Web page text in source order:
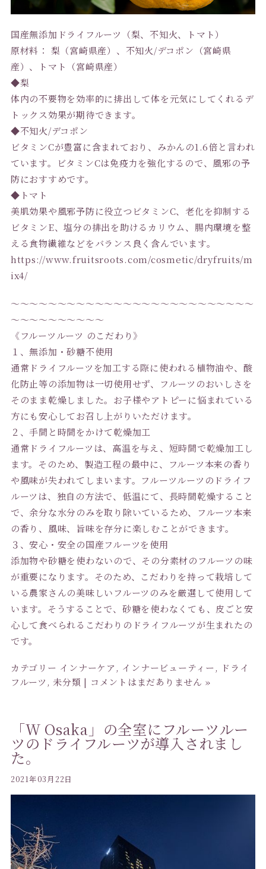
国産無添加ドライフルーツ（梨、不知火、トマト）
原材料： 梨（宮崎県産）、不知火/デコポン（宮崎県
産）、トマト（宮崎県産）
◆梨
体内の不要物を効率的に排出して体を元気にしてくれるデ
トックス効果が期待できます。
◆不知火/デコポン
ビタミンCが豊富に含まれており、みかんの1.6倍と言われ
ています。ビタミンCは免疫力を強化するので、風邪の予
防におすすめです。
◆トマト
美肌効果や風邪予防に役立つビタミンC、老化を抑制する
ビタミンE、塩分の排出を助けるカリウム、腸内環境を整
える食物繊維などをバランス良く含んでいます。
https://www.fruitsroots.com/cosmetic/dryfruits/m
ix4/
〜〜〜〜〜〜〜〜〜〜〜〜〜〜〜〜〜〜〜〜〜〜〜〜〜〜
〜〜〜〜〜〜〜〜〜〜
《フルーツルーツ のこだわり》
１、無添加・砂糖不使用
通常ドライフルーツを加工する際に使われる植物油や、酸
化防止等の添加物は一切使用せず、フルーツのおいしさを
そのまま乾燥しました。お子様やアトピーに悩まれている
方にも安心してお召し上がりいただけます。
２、手間と時間をかけて乾燥加工
通常ドライフルーツは、高温を与え、短時間で乾燥加工し
ます。そのため、製造工程の最中に、フルーツ本来の香り
や風味が失われてしまいます。フルーツルーツのドライフ
ルーツは、独自の方法で、低温にて、長時間乾燥すること
で、余分な水分のみを取り除いているため、フルーツ本来
の香り、風味、旨味を存分に楽しむことができます。
３、安心・安全の国産フルーツを使用
添加物や砂糖を使わないので、その分素材のフルーツの味
が重要になります。そのため、こだわりを持って栽培して
いる農家さんの美味しいフルーツのみを厳選して使用して
います。そうすることで、砂糖を使わなくても、皮ごと安
心して食べられるこだわりのドライフルーツが生まれたの
です。
カテゴリー インナーケア, インナービューティー, ドライ
フルーツ, 未分類 | コメントはまだありません »
「W Osaka」の全室にフルーツルー
ツのドライフルーツが導入されまし
た。
2021年03月22日